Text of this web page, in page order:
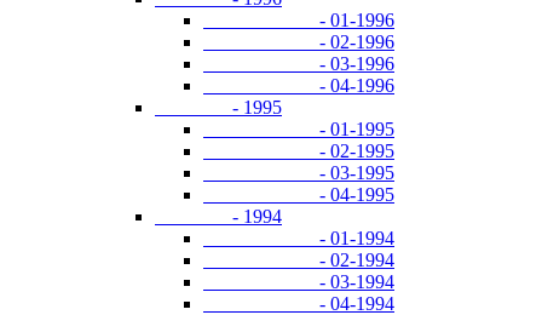
- 01-1996
- 02-1996
- 03-1996
- 04-1996
- 1995
- 01-1995
- 02-1995
- 03-1995
- 04-1995
- 1994
- 01-1994
- 02-1994
- 03-1994
- 04-1994